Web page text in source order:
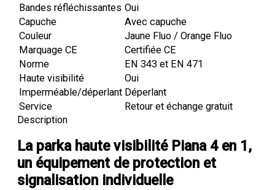
Bandes réfléchissantes Oui
Capuche
Avec capuche
Couleur
Jaune Fluo / Orange Fluo
Marquage CE
Certifiée CE
Norme
EN 343 et EN 471
Haute visibilité
Oui
Imperméable/déperlant Déperlant
Service
Retour et échange gratuit
Description
La parka haute visibilité Piana 4 en 1,
un équipement de protection et
signalisation individuelle